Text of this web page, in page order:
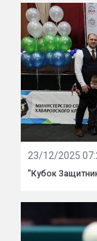
23/12/2025
"Кубок